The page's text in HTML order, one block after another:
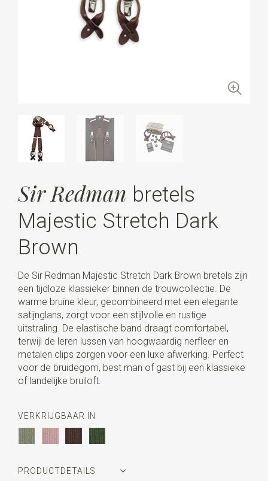
Sir Redman bretels
Majestic Stretch Dark
Brown
De Sir Redman Majestic Stretch Dark Brown bretels zijn
een tijdloze klassieker binnen de trouwcollectie. De
warme bruine kleur, gecombineerd met een elegante
satijnglans, zorgt voor een stijlvolle en rustige
uitstraling. De elastische band draagt comfortabel,
terwijl de leren lussen van hoogwaardig nerfleer en
metalen clips zorgen voor een luxe afwerking. Perfect
voor de bruidegom, best man of gast bij een klassieke
of landelijke bruiloft.
VERKRIJGBAAR IN
PRODUCTDETAILS